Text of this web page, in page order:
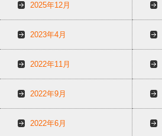
2025年12月
2023年4月
2022年11月
2022年9月
2022年6月